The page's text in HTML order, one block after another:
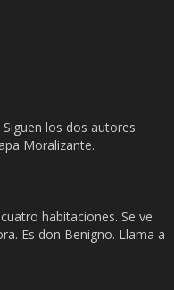
los dos autores
Moralizante.
habitaciones. Se ve
Es don Benigno. Llama a